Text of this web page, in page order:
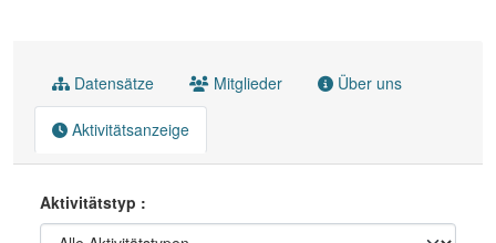
Datensätze Mitglieder Über uns
Aktivitätsanzeige
Aktivitätstyp